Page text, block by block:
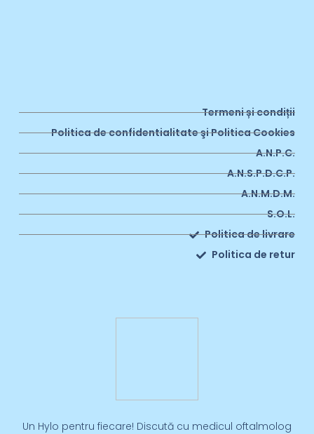
Un Hylo pentru fiecare! Discută cu medicul oftalmolog
Termeni și condiții
Politica de confidentialitate şi Politica Cookies
A.N.P.C.
A.N.S.P.D.C.P.
A.N.M.D.M.
S.O.L.
Politica de livrare
Politica de retur